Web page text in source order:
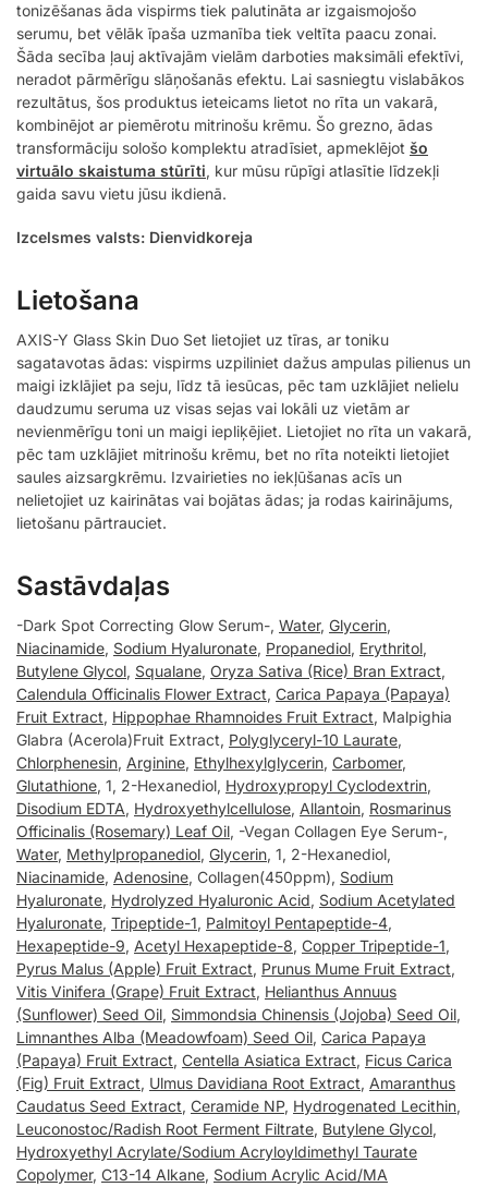
tonizēšanas āda vispirms tiek palutināta ar izgaismojošo
serumu, bet vēlāk īpaša uzmanība tiek veltīta paacu zonai.
Šāda secība ļauj aktīvajām vielām darboties maksimāli efektīvi,
neradot pārmērīgu slāņošanās efektu. Lai sasniegtu vislabākos
rezultātus, šos produktus ieteicams lietot no rīta un vakarā,
kombinējot ar piemērotu mitrinošu krēmu. Šo grezno, ādas
transformāciju sološo komplektu atradīsiet, apmeklējot šo
virtuālo skaistuma stūrīti, kur mūsu rūpīgi atlasītie līdzekļi
gaida savu vietu jūsu ikdienā.
Izcelsmes valsts: Dienvidkoreja
Lietošana
AXIS-Y Glass Skin Duo Set lietojiet uz tīras, ar toniku
sagatavotas ādas: vispirms uzpiliniet dažus ampulas pilienus un
maigi izklājiet pa seju, līdz tā iesūcas, pēc tam uzklājiet nelielu
daudzumu seruma uz visas sejas vai lokāli uz vietām ar
nevienmērīgu toni un maigi iepliķējiet. Lietojiet no rīta un vakarā,
pēc tam uzklājiet mitrinošu krēmu, bet no rīta noteikti lietojiet
saules aizsargkrēmu. Izvairieties no iekļūšanas acīs un
nelietojiet uz kairinātas vai bojātas ādas; ja rodas kairinājums,
lietošanu pārtrauciet.
Sastāvdaļas
-Dark Spot Correcting Glow Serum-, Water, Glycerin,
Niacinamide, Sodium Hyaluronate, Propanediol, Erythritol,
Butylene Glycol, Squalane, Oryza Sativa (Rice) Bran Extract,
Calendula Officinalis Flower Extract, Carica Papaya (Papaya)
Fruit Extract, Hippophae Rhamnoides Fruit Extract, Malpighia
Glabra (Acerola)Fruit Extract, Polyglyceryl-10 Laurate,
Chlorphenesin, Arginine, Ethylhexylglycerin, Carbomer,
Glutathione, 1, 2-Hexanediol, Hydroxypropyl Cyclodextrin,
Disodium EDTA, Hydroxyethylcellulose, Allantoin, Rosmarinus
Officinalis (Rosemary) Leaf Oil, -Vegan Collagen Eye Serum-,
Water, Methylpropanediol, Glycerin, 1, 2-Hexanediol,
Niacinamide, Adenosine, Collagen(450ppm), Sodium
Hyaluronate, Hydrolyzed Hyaluronic Acid, Sodium Acetylated
Hyaluronate, Tripeptide-1, Palmitoyl Pentapeptide-4,
Hexapeptide-9, Acetyl Hexapeptide-8, Copper Tripeptide-1,
Pyrus Malus (Apple) Fruit Extract, Prunus Mume Fruit Extract,
Vitis Vinifera (Grape) Fruit Extract, Helianthus Annuus
(Sunflower) Seed Oil, Simmondsia Chinensis (Jojoba) Seed Oil,
Limnanthes Alba (Meadowfoam) Seed Oil, Carica Papaya
(Papaya) Fruit Extract, Centella Asiatica Extract, Ficus Carica
(Fig) Fruit Extract, Ulmus Davidiana Root Extract, Amaranthus
Caudatus Seed Extract, Ceramide NP, Hydrogenated Lecithin,
Leuconostoc/Radish Root Ferment Filtrate, Butylene Glycol,
Hydroxyethyl Acrylate/Sodium Acryloyldimethyl Taurate
Copolymer, C13-14 Alkane, Sodium Acrylic Acid/MA